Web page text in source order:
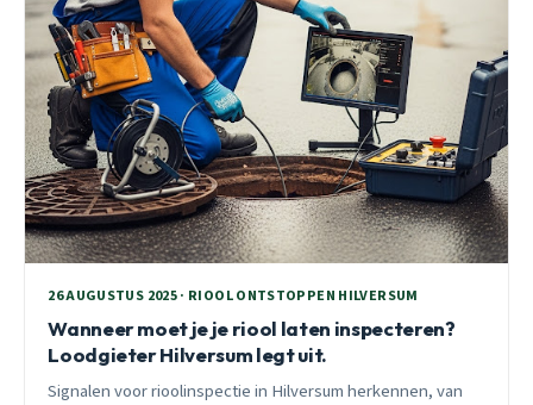
26 AUGUSTUS 2025 · RIOOL ONTSTOPPEN HILVERSUM
Wanneer moet je je riool laten inspecteren?
Loodgieter Hilversum legt uit.
Signalen voor rioolinspectie in Hilversum herkennen, van